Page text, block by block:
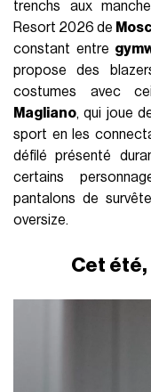
trenchs aux
Resort 2026 de
constant entre
propose des
costumes avec
Magliano, qui joue
sport en les
défilé présenté
certains
pantalons de
oversize.
Cet